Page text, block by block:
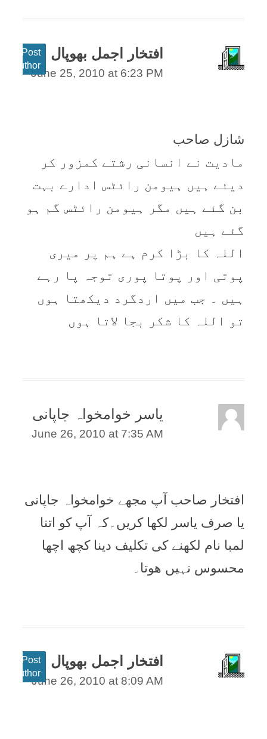
افتخار اجمل بھوپال
Post
author
June 25, 2010 at 6:23 PM
شازل صاحب
ماديت نے انسانی رشتے کمزور کر
ديئے ہيں ہيومن رائٹس ادارے بہت
بن گئے ہيں مگر ہيومن رائٹس گم ہو
گئے ہيں
اللہ کا بڑا کرم ہے ہم پر ميری
پوتی اور پوتا پوری توجہ پا رہے
ہيں ۔ جب ميں اردگرد ديکھتا ہوں
تو اللہ کا شکر بجا لاتا ہوں
یاسر خوامخواہ جاپانی
June 26, 2010 at 7:35 AM
افتخار صاحب آپ مجھے خوامخواہ جاپانی
یا صرف یاسر لکھا کریں۔کہ آپ کو اتنا
لمبا نام لکھنے کی تکلیف دینا کچھ اچھا
محسوس نہیں ھوتا۔
افتخار اجمل بھوپال
Post
author
June 26, 2010 at 8:09 AM